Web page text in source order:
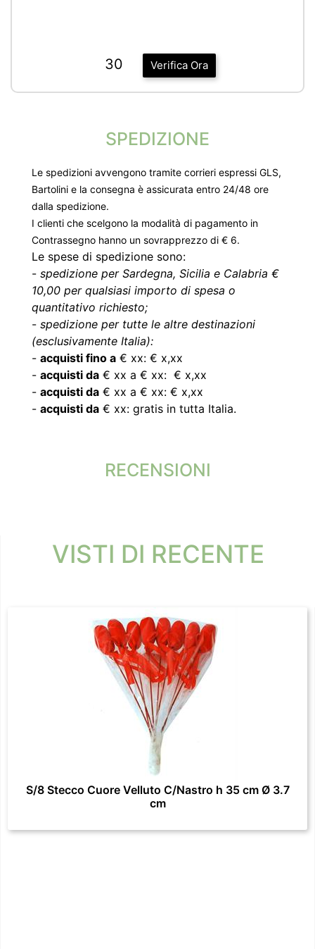
Verifica Ora
30
SPEDIZIONE
Le spedizioni avvengono tramite corrieri espressi GLS,
Bartolini e la consegna è assicurata entro 24/48 ore
dalla spedizione.
I clienti che scelgono la modalità di pagamento in
Contrassegno hanno un sovrapprezzo di € 6.
Le spese di spedizione sono:
- spedizione per Sardegna, Sicilia e Calabria €
10,00 per qualsiasi importo di spesa o
quantitativo richiesto;
- spedizione per tutte le altre destinazioni
(esclusivamente Italia):
- acquisti fino a € xx: € x,xx
- acquisti da € xx a € xx: € x,xx
- acquisti da € xx a € xx: € x,xx
- acquisti da € xx: gratis in tutta Italia.
RECENSIONI
VISTI DI RECENTE
S/8 Stecco Cuore Velluto C/Nastro h 35 cm Ø 3.7
cm